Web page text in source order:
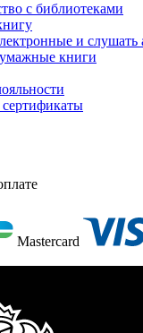
с библиотеками
и слушать
книги
Mastercard